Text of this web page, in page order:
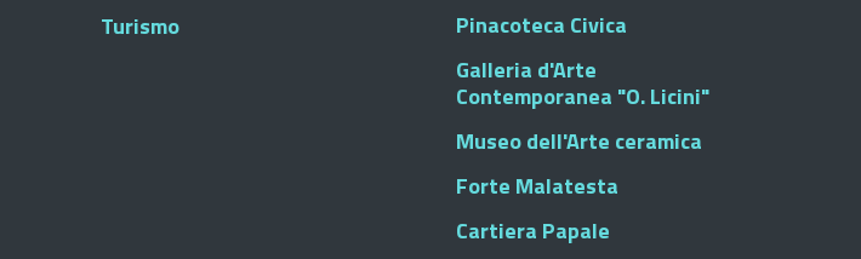
Turismo
Pinacoteca Civica
Galleria d'Arte
Contemporanea "O. Licini"
Museo dell'Arte ceramica
Forte Malatesta
Cartiera Papale